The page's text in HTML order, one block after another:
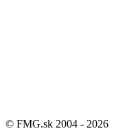
© FMG.sk 2004 - 2026